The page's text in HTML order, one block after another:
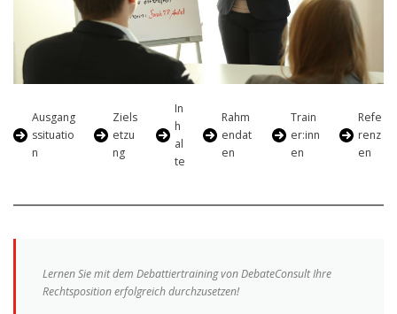
Ausgang
ssituatio
n
Ziels
etzu
ng
In
h
al
te
Rahm
endat
en
Train
er:inn
en
Refe
renz
en
Lernen Sie mit dem Debattiertraining von DebateConsult Ihre
Rechtsposition erfolgreich durchzusetzen!